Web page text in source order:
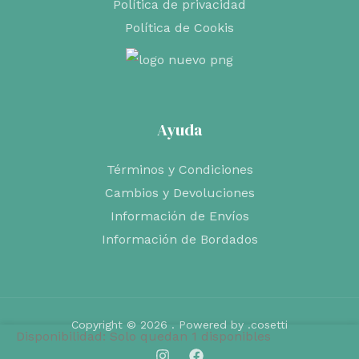
Política de privacidad
Política de Cookis
Ayuda
Términos y Condiciones
Cambios y Devoluciones
Información de Envíos
Información de Bordados
Copyright © 2026 . Powered by .cosetti
Disponibilidad: Solo quedan 1 disponibles